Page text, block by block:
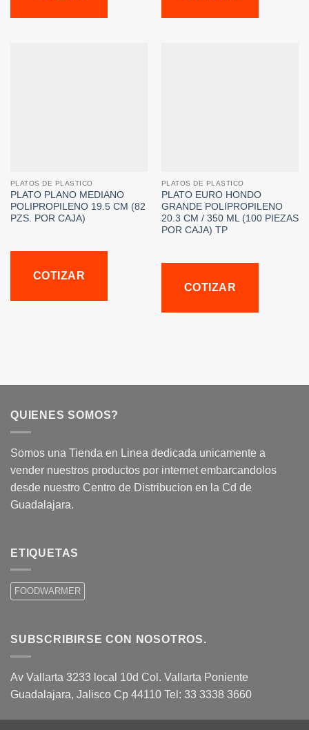
PLATOS DE PLASTICO
PLATO PLANO MEDIANO
POLIPROPILENO 19.5 CM (82
PZS. POR CAJA)
COTIZAR
PLATOS DE PLASTICO
PLATO EURO HONDO
GRANDE POLIPROPILENO
20.3 CM / 350 ML (100 PIEZAS
POR CAJA) TP
COTIZAR
QUIENES SOMOS?
Somos una Tienda en Linea dedicada unicamente a
vender nuestros productos por internet embarcandolos
desde nuestro Centro de Distribucion en la Cd de
Guadalajara.
ETIQUETAS
FOODWARMER
SUBSCRIBIRSE CON NOSOTROS.
Av Vallarta 3233 local 10d Col. Vallarta Poniente
Guadalajara, Jalisco Cp 44110 Tel: 33 3338 3660